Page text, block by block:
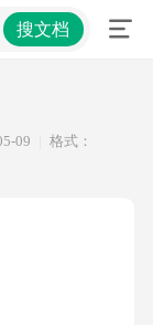
搜文档
09
格式：